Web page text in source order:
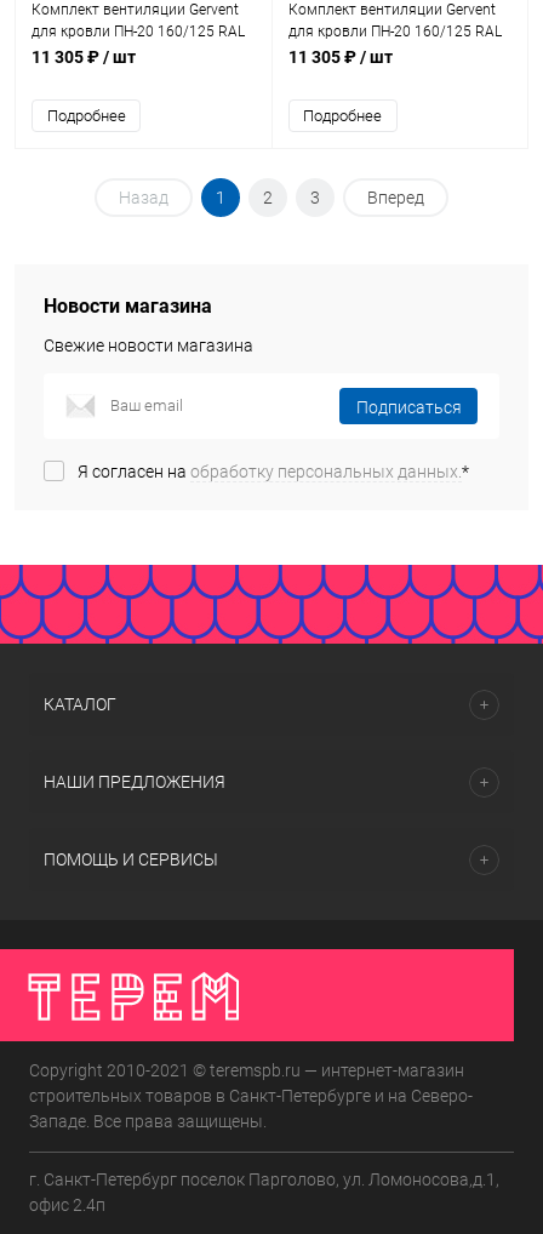
Комплект вентиляции Gervent
для кровли ПН-20 160/125 RAL
5005
11 305 ₽/ шт
Подробнее
Комплект вентиляции Gervent
для кровли ПН-20 160/125 RAL
7024
11 305 ₽/ шт
Подробнее
Назад 1 2 3 Вперед
Новости магазина
Свежие новости магазина
Подписаться
Я согласен на обработку персональных данных.*
КАТАЛОГ
НАШИ ПРЕДЛОЖЕНИЯ
ПОМОЩЬ И СЕРВИСЫ
Copyright 2010-2021 © teremspb.ru — интернет-магазин
строительных товаров в Санкт-Петербурге и на Северо-
Западе. Все права защищены.
г. Санкт-Петербург поселок Парголово, ул. Ломоносова,д.1,
офис 2.4п